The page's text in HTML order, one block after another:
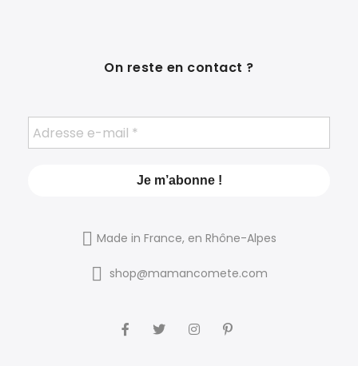
On reste en contact ?
Made in France, en Rhône-Alpes
shop@mamancomete.com